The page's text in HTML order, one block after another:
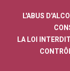
L'ABUS
LA LOI